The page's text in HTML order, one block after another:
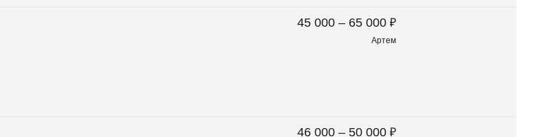
45 000 – 65 000 ₽
Артем
46 000 – 50 000 ₽